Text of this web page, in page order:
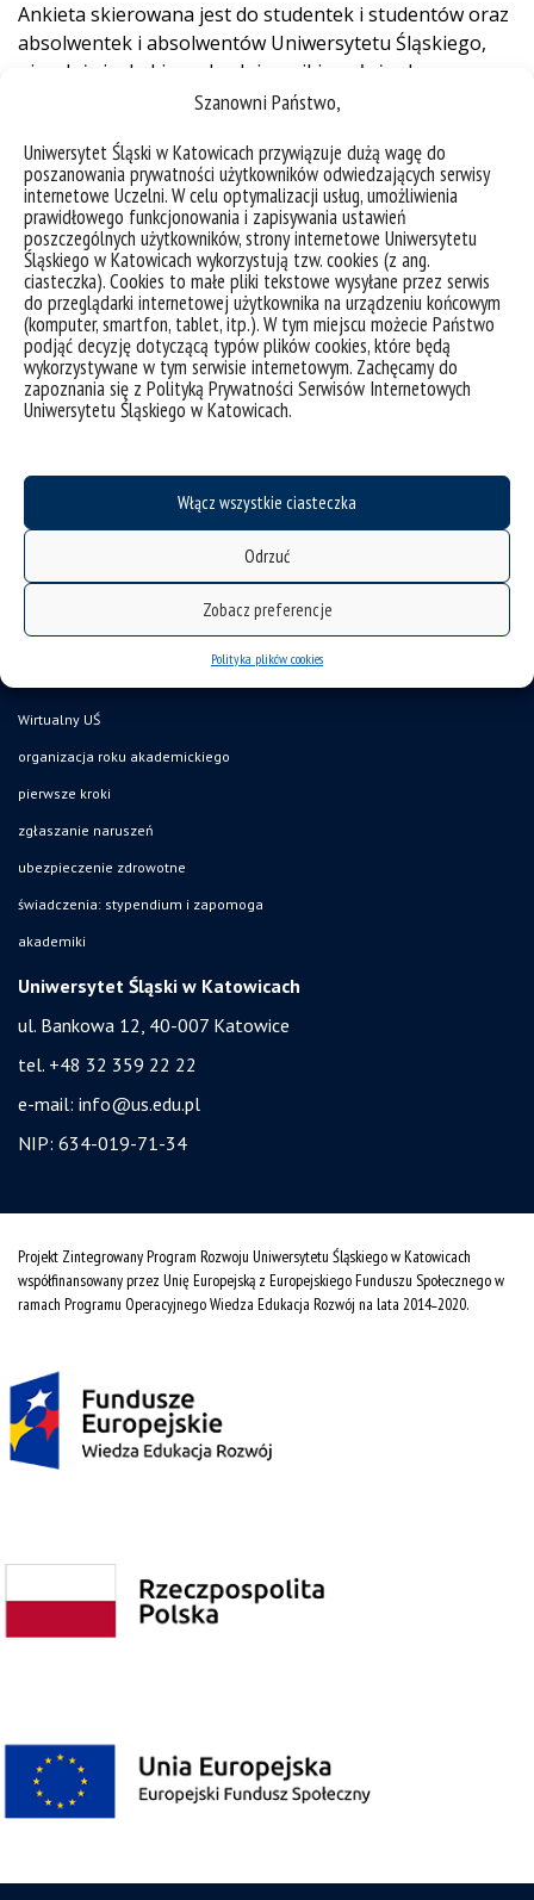
Szanowni Państwo,
Uniwersytet Śląski w Katowicach przywiązuje dużą wagę do
poszanowania prywatności użytkowników odwiedzających serwisy
internetowe Uczelni. W celu optymalizacji usług, umożliwienia
prawidłowego funkcjonowania i zapisywania ustawień
poszczególnych użytkowników, strony internetowe Uniwersytetu
Śląskiego w Katowicach wykorzystują tzw. cookies (z ang.
ciasteczka). Cookies to małe pliki tekstowe wysyłane przez serwis
do przeglądarki internetowej użytkownika na urządzeniu końcowym
(komputer, smartfon, tablet, itp.). W tym miejscu możecie Państwo
podjąć decyzję dotyczącą typów plików cookies, które będą
wykorzystywane w tym serwisie internetowym. Zachęcamy do
zapoznania się z Polityką Prywatności Serwisów Internetowych
Uniwersytetu Śląskiego w Katowicach.
Włącz wszystkie ciasteczka
Odrzuć
Zobacz preferencje
Polityka plików cookies
Ankieta skierowana jest do studentek i studentów oraz
absolwentek i absolwentów Uniwersytetu Śląskiego,
niezależnie do kierunku. Jej wyniki posłużą do
przygotowania wniosku w programie Erasmus+, który
sektorem rzemiosła na UŚ.
Kwestionariusz dostępny jestpod linkiem.
deklaracja dostępności
Wirtualny UŚ
organizacja roku akademickiego
pierwsze kroki
zgłaszanie naruszeń
ubezpieczenie zdrowotne
świadczenia: stypendium i zapomoga
akademiki
Uniwersytet Śląski w Katowicach
ul. Bankowa 12, 40-007 Katowice
tel. +48 32 359 22 22
e-mail: info@us.edu.pl
NIP: 634-019-71-34
Projekt Zintegrowany Program Rozwoju Uniwersytetu Śląskiego w Katowicach
współfinansowany przez Unię Europejską z Europejskiego Funduszu Społecznego w
ramach Programu Operacyjnego Wiedza Edukacja Rozwój na lata 2014˗2020.